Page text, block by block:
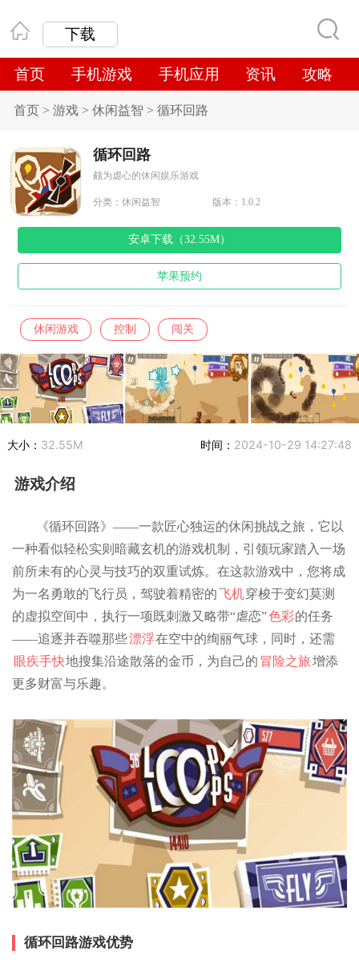
下载
首页 手机游戏 手机应用 资讯 攻略
首页 > 游戏 > 休闲益智 > 循环回路
循环回路
颇为虐心的休闲娱乐游戏
分类： 休闲益智 版本：1.0.2
安卓下载（32.55M）
苹果预约
休闲游戏 控制 闯关
大小： 32.55M 时间： 2024-10-29 14:27:48
游戏介绍
《循环回路》——一款匠心独运的休闲挑战之旅，它以
一种看似轻松实则暗藏玄机的游戏机制，引领玩家踏入一场
前所未有的心灵与技巧的双重试炼。在这款游戏中，您将成
为一名勇敢的飞行员，驾驶着精密的飞机穿梭于变幻莫测
的虚拟空间中，执行一项既刺激又略带“虐恋”色彩的任务
——追逐并吞噬那些漂浮在空中的绚丽气球，同时，还需
眼疾手快地搜集沿途散落的金币，为自己的 冒险之旅增添
更多财富与乐趣。
循环回路游戏优势